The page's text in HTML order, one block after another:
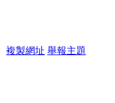
複製網址 舉報主題